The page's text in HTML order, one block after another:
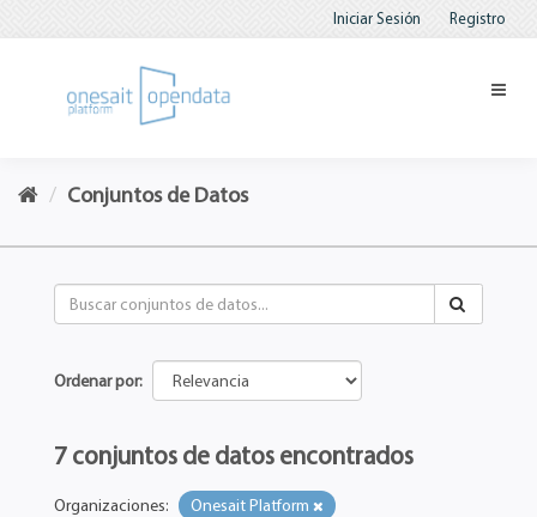
Iniciar Sesión Registro
Conjuntos de Datos
Ordenar por
7 conjuntos de datos encontrados
Organizaciones:
Onesait Platform